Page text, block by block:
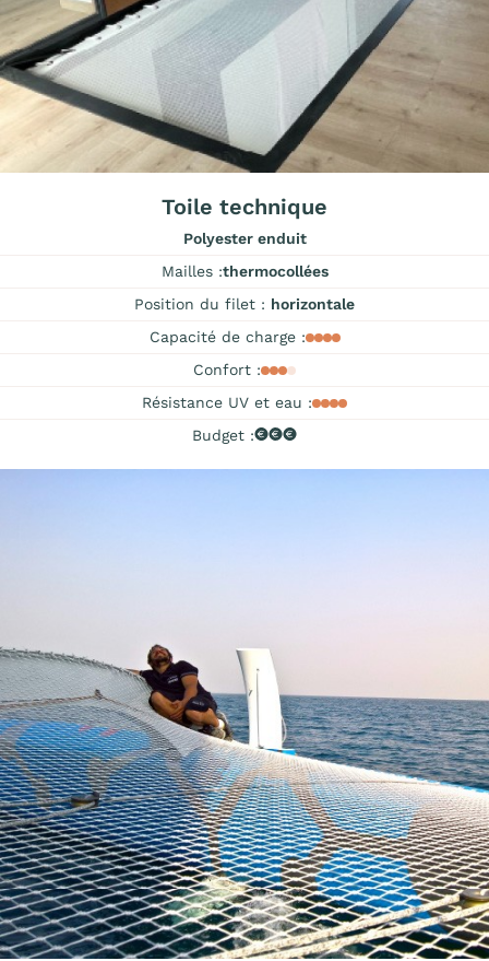
Toile technique
Polyester enduit
Mailles :thermocollées
Position du filet : horizontale
Capacité de charge :
Confort :
Résistance UV et eau :
Budget :